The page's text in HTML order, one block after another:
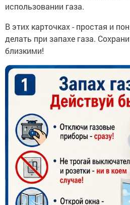
использовании газа.
В этих карточках - простая и
делать при запахе газа.
близкими!